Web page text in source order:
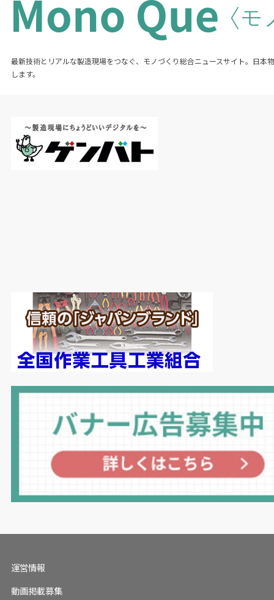
最新技術とリアルな製造現場をつなぐ、モノづくり総合ニュースサイト。日本
します。
運営情報
動画掲載募集